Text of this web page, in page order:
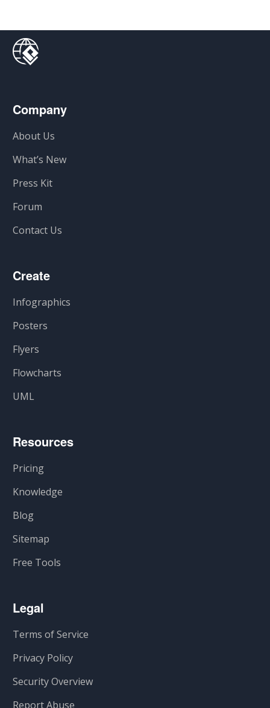
Company
About Us
What’s New
Press Kit
Forum
Contact Us
Create
Infographics
Posters
Flyers
Flowcharts
UML
Resources
Pricing
Knowledge
Blog
Sitemap
Free Tools
Legal
Terms of Service
Privacy Policy
Security Overview
Report Abuse